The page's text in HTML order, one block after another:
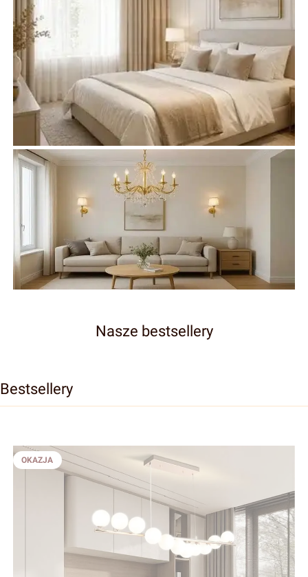
Żyrandole do sypialni
Nasze bestsellery
Bestsellery
OKAZJA